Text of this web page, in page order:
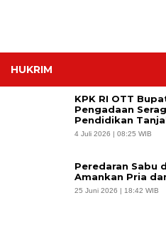
HUKRIM
KPK RI OTT
Pengadaan
Pendidikan
4 Juli 2026 | 08:25 WIB
Peredaran Sabu
Amankan Pria
25 Juni 2026 | 18:42 WIB